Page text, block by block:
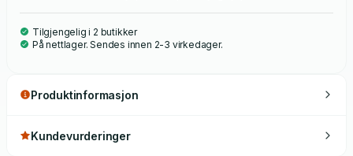
Tilgjengelig i 2 butikker
På nettlager. Sendes innen 2-3 virkedager.
Produktinformasjon
Kundevurderinger